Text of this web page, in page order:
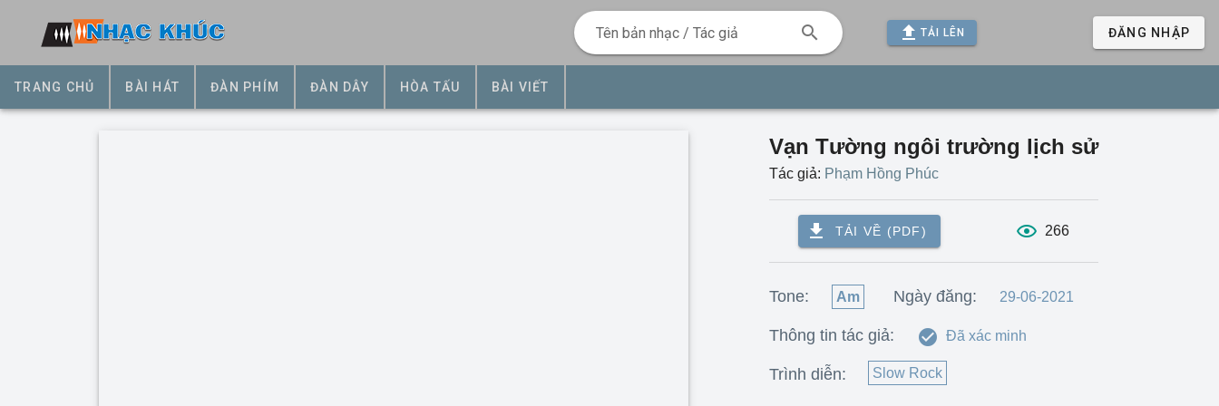
Tên bản nhạc / Tác giả TẢI LÊN ĐĂNG NHẬP
TRANG CHỦ BÀI HÁT ĐÀN PHÍM ĐÀN DÂY HÒA TẤU BÀI VIẾT
Vạn Tường ngôi trường lịch sử
Tác giả: Phạm Hồng Phúc
TẢI VỀ (PDF) 266
Tone: Am Ngày đăng: 29-06-2021
Thông tin tác giả: Đã xác minh
Trình diễn: Slow Rock